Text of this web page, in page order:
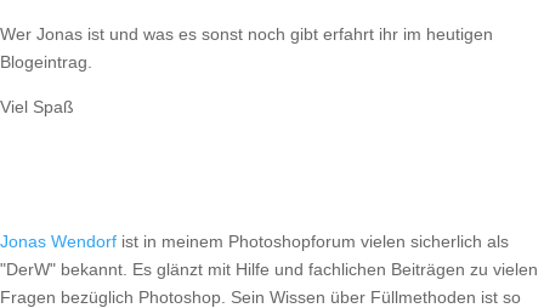
Wer Jonas ist und was es sonst noch gibt erfahrt ihr im heutigen
Blogeintrag.
Viel Spaß
Jonas Wendorf ist in meinem Photoshopforum vielen sicherlich als
"DerW" bekannt. Es glänzt mit Hilfe und fachlichen Beiträgen zu vielen
Fragen bezüglich Photoshop. Sein Wissen über Füllmethoden ist so